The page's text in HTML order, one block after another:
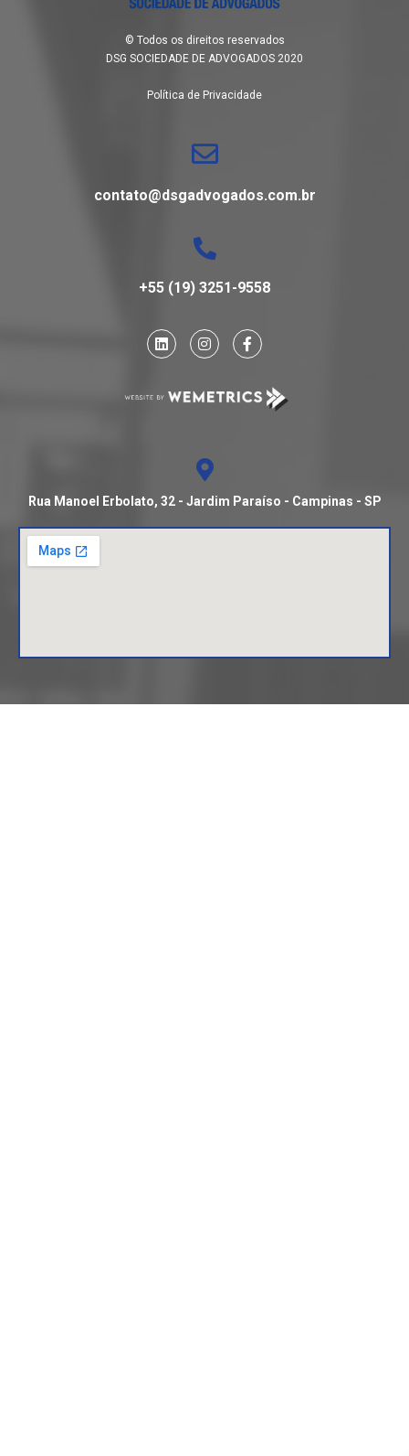
© Todos os direitos reservados
DSG SOCIEDADE DE ADVOGADOS 2020
Política de Privacidade
contato@dsgadvogados.com.br
+55 (19) 3251-9558
Rua Manoel Erbolato, 32 - Jardim Paraíso - Campinas - SP